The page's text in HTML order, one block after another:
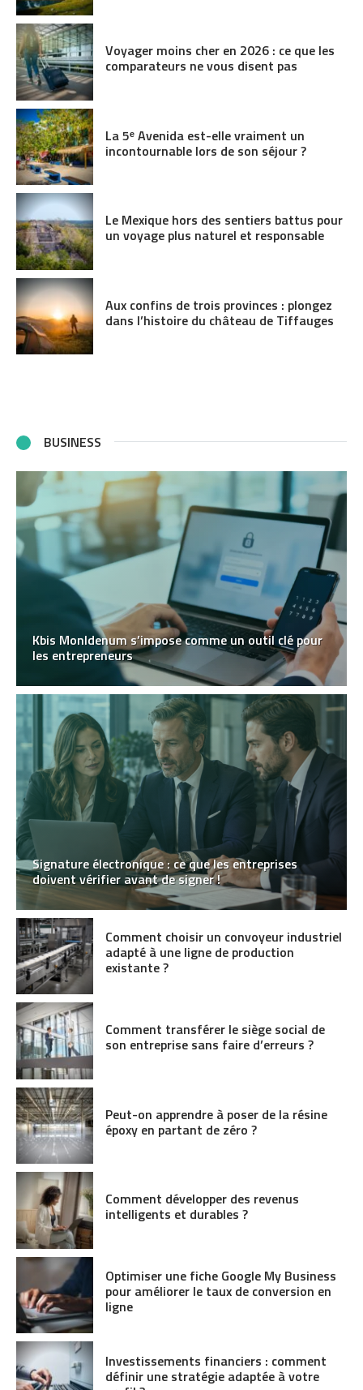
Voyager moins cher en 2026 : ce que les
comparateurs ne vous disent pas
La 5ᵉ Avenida est-elle vraiment un
incontournable lors de son séjour ?
Le Mexique hors des sentiers battus pour
un voyage plus naturel et responsable
Aux confins de trois provinces : plongez
dans l’histoire du château de Tiffauges
BUSINESS
Kbis MonIdenum s’impose comme un outil clé pour
les entrepreneurs
Signature électronique : ce que les entreprises
doivent vérifier avant de signer !
Comment choisir un convoyeur industriel
adapté à une ligne de production
existante ?
Comment transférer le siège social de
son entreprise sans faire d’erreurs ?
Peut-on apprendre à poser de la résine
époxy en partant de zéro ?
Comment développer des revenus
intelligents et durables ?
Optimiser une fiche Google My Business
pour améliorer le taux de conversion en
ligne
Investissements financiers : comment
définir une stratégie adaptée à votre